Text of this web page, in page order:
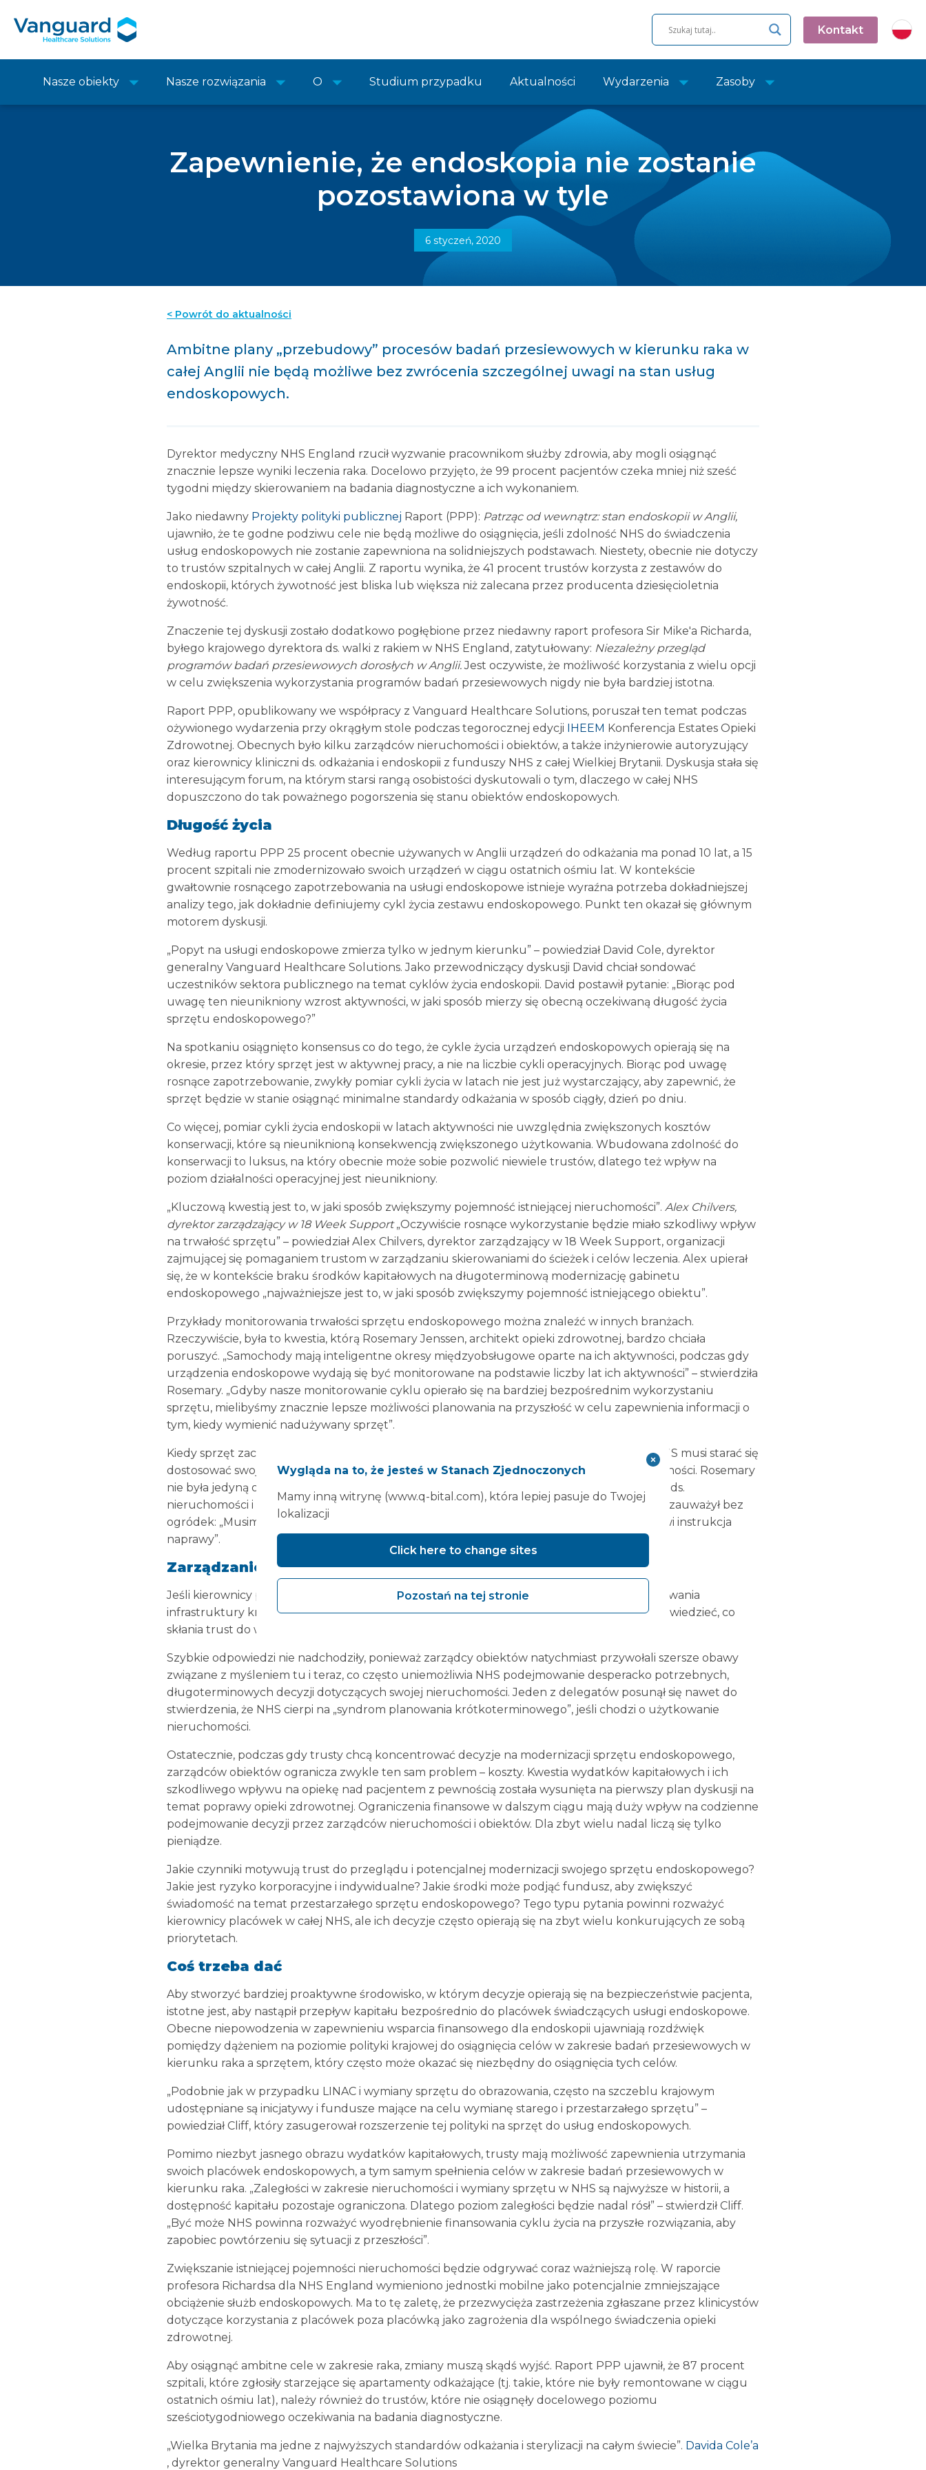
Kontakt
Nasze obiekty Nasze rozwiązania O Studium przypadku Aktualności Wydarzenia Zasoby
Zapewnienie, że endoskopia nie zostanie
pozostawiona w tyle
6 styczeń, 2020
< Powrót do aktualności
Ambitne plany „przebudowy” procesów badań przesiewowych w kierunku raka w
całej Anglii nie będą możliwe bez zwrócenia szczególnej uwagi na stan usług
endoskopowych.
Dyrektor medyczny NHS England rzucił wyzwanie pracownikom służby zdrowia, aby mogli osiągnąć
znacznie lepsze wyniki leczenia raka. Docelowo przyjęto, że 99 procent pacjentów czeka mniej niż sześć
tygodni między skierowaniem na badania diagnostyczne a ich wykonaniem.
Jako niedawny Projekty polityki publicznej Raport (PPP): Patrząc od wewnątrz: stan endoskopii w Anglii,
ujawniło, że te godne podziwu cele nie będą możliwe do osiągnięcia, jeśli zdolność NHS do świadczenia
usług endoskopowych nie zostanie zapewniona na solidniejszych podstawach. Niestety, obecnie nie dotyczy
to trustów szpitalnych w całej Anglii. Z raportu wynika, że 41 procent trustów korzysta z zestawów do
endoskopii, których żywotność jest bliska lub większa niż zalecana przez producenta dziesięcioletnia
żywotność.
Znaczenie tej dyskusji zostało dodatkowo pogłębione przez niedawny raport profesora Sir Mike'a Richarda,
byłego krajowego dyrektora ds. walki z rakiem w NHS England, zatytułowany: Niezależny przegląd
programów badań przesiewowych dorosłych w Anglii.Jest oczywiste, że możliwość korzystania z wielu opcji
w celu zwiększenia wykorzystania programów badań przesiewowych nigdy nie była bardziej istotna.
Raport PPP, opublikowany we współpracy z Vanguard Healthcare Solutions, poruszał ten temat podczas
ożywionego wydarzenia przy okrągłym stole podczas tegorocznej edycji IHEEM Konferencja Estates Opieki
Zdrowotnej. Obecnych było kilku zarządców nieruchomości i obiektów, a także inżynierowie autoryzujący
oraz kierownicy kliniczni ds. odkażania i endoskopii z funduszy NHS z całej Wielkiej Brytanii. Dyskusja stała się
interesującym forum, na którym starsi rangą osobistości dyskutowali o tym, dlaczego w całej NHS
dopuszczono do tak poważnego pogorszenia się stanu obiektów endoskopowych.
Długość życia
Według raportu PPP 25 procent obecnie używanych w Anglii urządzeń do odkażania ma ponad 10 lat, a 15
procent szpitali nie zmodernizowało swoich urządzeń w ciągu ostatnich ośmiu lat. W kontekście
gwałtownie rosnącego zapotrzebowania na usługi endoskopowe istnieje wyraźna potrzeba dokładniejszej
analizy tego, jak dokładnie definiujemy cykl życia zestawu endoskopowego. Punkt ten okazał się głównym
motorem dyskusji.
„Popyt na usługi endoskopowe zmierza tylko w jednym kierunku” – powiedział David Cole, dyrektor
generalny Vanguard Healthcare Solutions. Jako przewodniczący dyskusji David chciał sondować
uczestników sektora publicznego na temat cyklów życia endoskopii. David postawił pytanie: „Biorąc pod
uwagę ten nieunikniony wzrost aktywności, w jaki sposób mierzy się obecną oczekiwaną długość życia
sprzętu endoskopowego?”
Na spotkaniu osiągnięto konsensus co do tego, że cykle życia urządzeń endoskopowych opierają się na
okresie, przez który sprzęt jest w aktywnej pracy, a nie na liczbie cykli operacyjnych. Biorąc pod uwagę
rosnące zapotrzebowanie, zwykły pomiar cykli życia w latach nie jest już wystarczający, aby zapewnić, że
sprzęt będzie w stanie osiągnąć minimalne standardy odkażania w sposób ciągły, dzień po dniu.
Co więcej, pomiar cykli życia endoskopii w latach aktywności nie uwzględnia zwiększonych kosztów
konserwacji, które są nieuniknioną konsekwencją zwiększonego użytkowania. Wbudowana zdolność do
konserwacji to luksus, na który obecnie może sobie pozwolić niewiele trustów, dlatego też wpływ na
poziom działalności operacyjnej jest nieunikniony.
„Kluczową kwestią jest to, w jaki sposób zwiększymy pojemność istniejącej nieruchomości”. Alex Chilvers,
dyrektor zarządzający w 18 Week Support„Oczywiście rosnące wykorzystanie będzie miało szkodliwy wpływ
na trwałość sprzętu” – powiedział Alex Chilvers, dyrektor zarządzający w 18 Week Support, organizacji
zajmującej się pomaganiem trustom w zarządzaniu skierowaniami do ścieżek i celów leczenia. Alex upierał
się, że w kontekście braku środków kapitałowych na długoterminową modernizację gabinetu
endoskopowego „najważniejsze jest to, w jaki sposób zwiększymy pojemność istniejącego obiektu”.
Przykłady monitorowania trwałości sprzętu endoskopowego można znaleźć w innych branżach.
Rzeczywiście, była to kwestia, którą Rosemary Jenssen, architekt opieki zdrowotnej, bardzo chciała
poruszyć. „Samochody mają inteligentne okresy międzyobsługowe oparte na ich aktywności, podczas gdy
urządzenia endoskopowe wydają się być monitorowane na podstawie liczby lat ich aktywności” – stwierdziła
Rosemary. „Gdyby nasze monitorowanie cyklu opierało się na bardziej bezpośrednim wykorzystaniu
sprzętu, mielibyśmy znacznie lepsze możliwości planowania na przyszłość w celu zapewnienia informacji o
tym, kiedy wymienić nadużywany sprzęt”.
Kiedy sprzęt zaczyna zawodzić, jest już za późno, zatem, jak trafnie zauważyła Rosemary, NHS musi starać się
dostosować swoje monitorowanie cyklu do podejścia bardziej skoncentrowanego na aktywności. Rosemary
nie była jedyną osobą, która to podkreśliła. Cliff Howell, były dyrektor i kierownik operacyjny ds.
nieruchomości i obiektów NHS w dziale wydajności i produktywności w NHS Improvement, zauważył bez
ogródek: „Musimy przejść na podejście oparte na dowodach, a nie po prostu czytać, co mówi instrukcja
naprawy”.
Zarządzanie ryzykiem czy zarządzanie pieniędzmi?
Jeśli kierownicy placówek z różnych trustów NHS uznają ograniczenia w sposobie monitorowania
infrastruktury krytycznej w okresie eksploatacji zestawów endoskopowych, ważne jest, aby wiedzieć, co
skłania trust do wymiany lub przynajmniej rozbudowy istniejących obiektów.
Szybkie odpowiedzi nie nadchodziły, ponieważ zarządcy obiektów natychmiast przywołali szersze obawy
związane z myśleniem tu i teraz, co często uniemożliwia NHS podejmowanie desperacko potrzebnych,
długoterminowych decyzji dotyczących swojej nieruchomości. Jeden z delegatów posunął się nawet do
stwierdzenia, że NHS cierpi na „syndrom planowania krótkoterminowego”, jeśli chodzi o użytkowanie
nieruchomości.
Ostatecznie, podczas gdy trusty chcą koncentrować decyzje na modernizacji sprzętu endoskopowego,
zarządców obiektów ogranicza zwykle ten sam problem – koszty. Kwestia wydatków kapitałowych i ich
szkodliwego wpływu na opiekę nad pacjentem z pewnością została wysunięta na pierwszy plan dyskusji na
temat poprawy opieki zdrowotnej. Ograniczenia finansowe w dalszym ciągu mają duży wpływ na codzienne
podejmowanie decyzji przez zarządców nieruchomości i obiektów. Dla zbyt wielu nadal liczą się tylko
pieniądze.
Jakie czynniki motywują trust do przeglądu i potencjalnej modernizacji swojego sprzętu endoskopowego?
Jakie jest ryzyko korporacyjne i indywidualne? Jakie środki może podjąć fundusz, aby zwiększyć
świadomość na temat przestarzałego sprzętu endoskopowego? Tego typu pytania powinni rozważyć
kierownicy placówek w całej NHS, ale ich decyzje często opierają się na zbyt wielu konkurujących ze sobą
priorytetach.
Coś trzeba dać
Aby stworzyć bardziej proaktywne środowisko, w którym decyzje opierają się na bezpieczeństwie pacjenta,
istotne jest, aby nastąpił przepływ kapitału bezpośrednio do placówek świadczących usługi endoskopowe.
Obecne niepowodzenia w zapewnieniu wsparcia finansowego dla endoskopii ujawniają rozdźwięk
pomiędzy dążeniem na poziomie polityki krajowej do osiągnięcia celów w zakresie badań przesiewowych w
kierunku raka a sprzętem, który często może okazać się niezbędny do osiągnięcia tych celów.
„Podobnie jak w przypadku LINAC i wymiany sprzętu do obrazowania, często na szczeblu krajowym
udostępniane są inicjatywy i fundusze mające na celu wymianę starego i przestarzałego sprzętu” –
powiedział Cliff, który zasugerował rozszerzenie tej polityki na sprzęt do usług endoskopowych.
Pomimo niezbyt jasnego obrazu wydatków kapitałowych, trusty mają możliwość zapewnienia utrzymania
swoich placówek endoskopowych, a tym samym spełnienia celów w zakresie badań przesiewowych w
kierunku raka. „Zaległości w zakresie nieruchomości i wymiany sprzętu w NHS są najwyższe w historii, a
dostępność kapitału pozostaje ograniczona. Dlatego poziom zaległości będzie nadal rósł” – stwierdził Cliff.
„Być może NHS powinna rozważyć wyodrębnienie finansowania cyklu życia na przyszłe rozwiązania, aby
zapobiec powtórzeniu się sytuacji z przeszłości”.
Zwiększanie istniejącej pojemności nieruchomości będzie odgrywać coraz ważniejszą rolę. W raporcie
profesora Richardsa dla NHS England wymieniono jednostki mobilne jako potencjalnie zmniejszające
obciążenie służb endoskopowych. Ma to tę zaletę, że przezwycięża zastrzeżenia zgłaszane przez klinicystów
dotyczące korzystania z placówek poza placówką jako zagrożenia dla wspólnego świadczenia opieki
zdrowotnej.
Aby osiągnąć ambitne cele w zakresie raka, zmiany muszą skądś wyjść. Raport PPP ujawnił, że 87 procent
szpitali, które zgłosiły starzejące się apartamenty odkażające (tj. takie, które nie były remontowane w ciągu
ostatnich ośmiu lat), należy również do trustów, które nie osiągnęły docelowego poziomu
sześciotygodniowego oczekiwania na badania diagnostyczne.
„Wielka Brytania ma jedne z najwyższych standardów odkażania i sterylizacji na całym świecie”. Davida Cole’a
, dyrektor generalny Vanguard Healthcare Solutions
Wygląda na to, że jesteś w Stanach Zjednoczonych
Mamy inną witrynę (www.q-bital.com), która lepiej pasuje do Twojej
lokalizacji
Click here to change sites
Pozostań na tej stronie